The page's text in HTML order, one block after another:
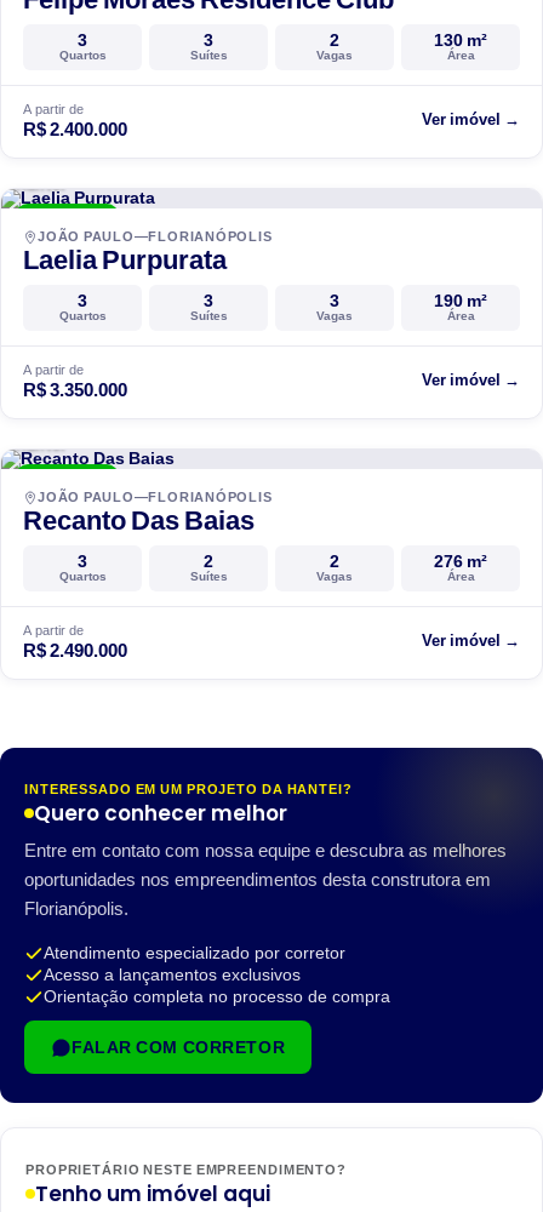
3
Quartos
3
Suítes
2
Vagas
130 m²
Área
A partir de
R$ 2.400.000 Ver imóvel →
JOÃO PAULO—FLORIANÓPOLIS
Laelia Purpurata
3
Quartos
3
Suítes
3
Vagas
190 m²
Área
A partir de
R$ 3.350.000 Ver imóvel →
JOÃO PAULO—FLORIANÓPOLIS
Recanto Das Baias
3
Quartos
2
Suítes
2
Vagas
276 m²
Área
A partir de
R$ 2.490.000 Ver imóvel →
INTERESSADO EM UM PROJETO DA HANTEI?
Quero conhecer melhor
Entre em contato com nossa equipe e descubra as melhores
oportunidades nos empreendimentos desta construtora em
Florianópolis.
Atendimento especializado por corretor
Acesso a lançamentos exclusivos
Orientação completa no processo de compra
FALAR COM CORRETOR
PROPRIETÁRIO NESTE EMPREENDIMENTO?
Tenho um imóvel aqui